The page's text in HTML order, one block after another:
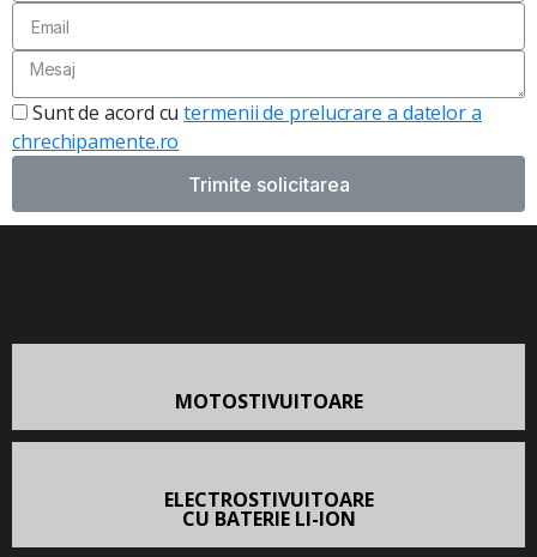
Sunt de acord cutermenii de prelucrare a datelor a
chrechipamente.ro
Trimite solicitarea
MOTOSTIVUITOARE
ELECTROSTIVUITOARE
CU BATERIE LI-ION